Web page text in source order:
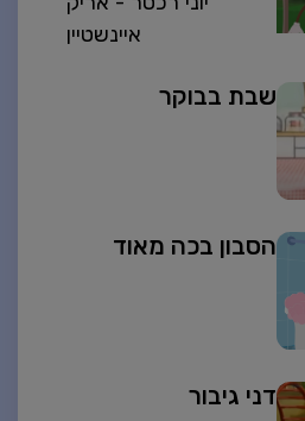
איינשטיין
שבת בבוקר
הסבון בכה מאוד
דני גיבור